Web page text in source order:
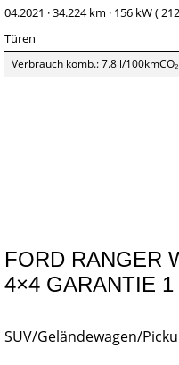
04.2021 ·34.224 km · 156 kW (
Türen
Verbrauch komb.: 7.8 l/100km
FORD RANGER
4×4 GARANTIE 1
SUV/Geländewagen/